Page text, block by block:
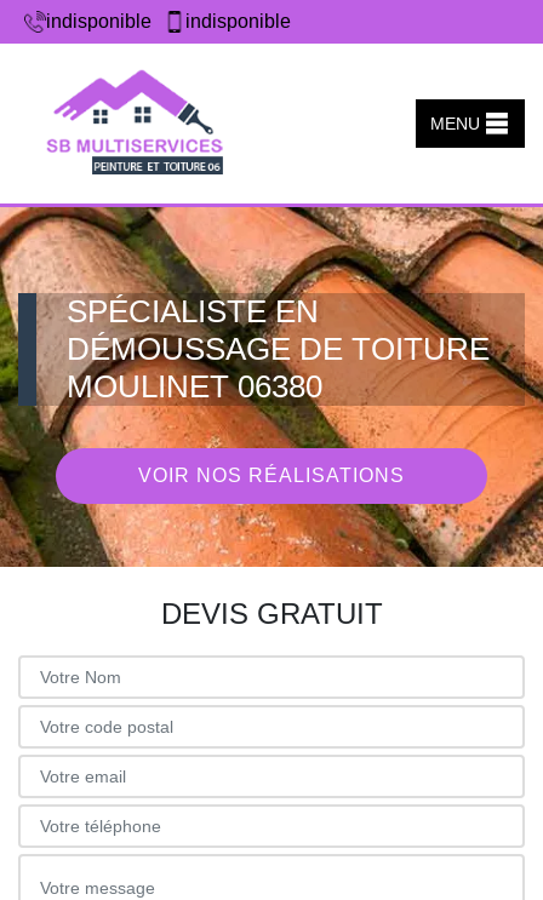
indisponible indisponible
MENU
SPÉCIALISTE EN
DÉMOUSSAGE DE TOITURE
MOULINET 06380
VOIR NOS RÉALISATIONS
DEVIS GRATUIT